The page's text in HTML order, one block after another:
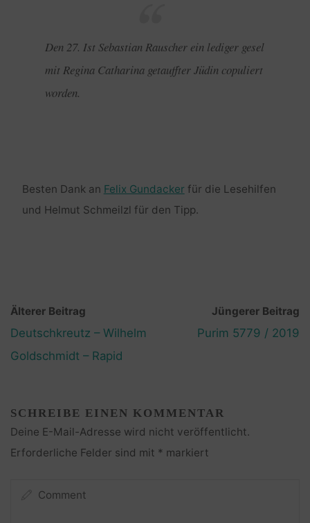
Den 27. Ist Sebastian Rauscher ein lediger gesel
mit Regina Catharina getauffter Jüdin copuliert
worden.
Besten Dank an Felix Gundacker für die Lesehilfen
und Helmut Schmeilzl für den Tipp.
Älterer Beitrag
Deutschkreutz – Wilhelm
Goldschmidt – Rapid
Jüngerer Beitrag
Purim 5779 / 2019
SCHREIBE EINEN KOMMENTAR
Deine E-Mail-Adresse wird nicht veröffentlicht.
Erforderliche Felder sind mit * markiert